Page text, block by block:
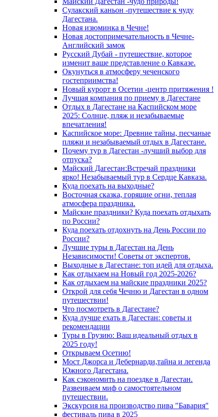
Сулакский каньон -путешествие к чуду
Дагестана.
Новая изюминка в Чечне!
Новая достопримечательность в Чечне-
Английский замок
Русский Дубай - путешествие, которое
изменит ваше представление о Кавказе.
Окунуться в атмосферу чеченского
гостеприимства!
Новый курорт в Осетии -центр притяжения !
Лучшая компания по приему в Дагестане
Отдых в Дагестане на Каспийском море
2025: Солнце, пляж и незабываемые
впечатления!
Каспийское море: Древние тайны, песчаные
пляжи и незабываемый отдых в Дагестане.
Почему тур в Дагестан -лучший выбор для
отпуска?
Майский Дагестан:Встречай праздники
ярко! Незабываемый тур в Сердце Кавказа.
Куда поехать на выходные?
Восточная сказка, горящие огни, теплая
атмосфера праздника.
Майские праздники? Куда поехать отдыхать
по России?
Куда поехать отдохнуть на День России по
России?
Лучшие туры в Дагестан на День
Независимости! Советы от экспертов.
Выходные в Дагестане: топ идей для отдыха.
Как отдыхаем на Новый год 2025-2026?
Как отдыхаем на майские праздники 2025?
Открой для себя Чечню и Дагестан в одном
путешествии!
Что посмотреть в Дагестане?
Куда лучше ехать в Дагестан: советы и
рекомендации
Туры в Грузию: Ваш идеальный отдых в
2025 году!
Открываем Осетию!
Мост Джорса и Дебернарди,тайна и легенда
Южного Дагестана.
Как сэкономить на поездке в Дагестан.
Развеиваем миф о самостоятельном
путешествии.
Экскурсия на производство пива "Бавария"
фестиваль пива в 2025